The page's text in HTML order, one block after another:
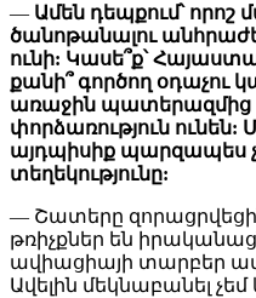
— Ամեն դեպքում՝
ծանոթանալու
ունի: Կասե՞ք՝
քանի՞ գործող օդաչու
առաջին
փորձառություն ունեն:
այդպիսիք պարզապես
տեղեկությունը:
— Շատերը
թռիչքներ են
ավիացիայի տարբեր
Ավելին մեկնաբանել